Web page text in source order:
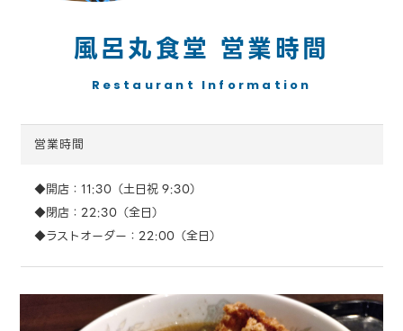
風呂丸食堂 営業時間
Restaurant Information
営業時間
◆開店：11:30（土日祝 9:30）
◆閉店：22:30（全日）
◆ラストオーダー：22:00（全日）